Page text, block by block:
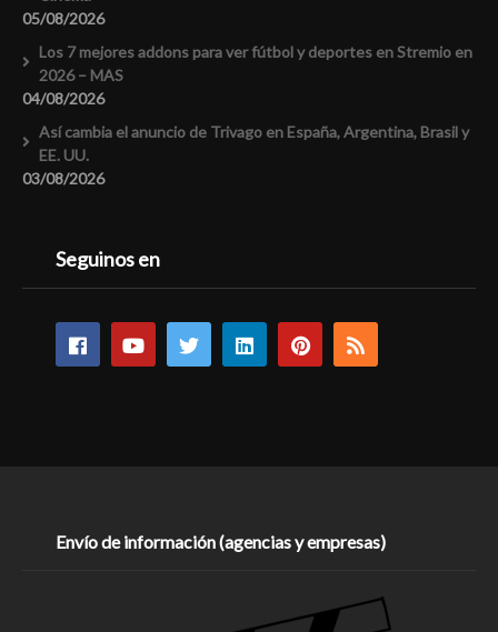
05/08/2026
Los 7 mejores addons para ver fútbol y deportes en Stremio en
2026 – MAS
04/08/2026
Así cambia el anuncio de Trivago en España, Argentina, Brasil y
EE. UU.
03/08/2026
Seguinos en
Envío de información (agencias y empresas)